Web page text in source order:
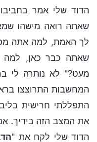
הדוד שלי אמר
שאתה רואה מישהו
לך האמת, למה אתה
שאתה כבר כאן, למה
מעט?" לא נותרה לי
המחשבות התרוצצו
התפללתי חרישית
את המצב הזה בידיך.
הדוד שלי לקח את "